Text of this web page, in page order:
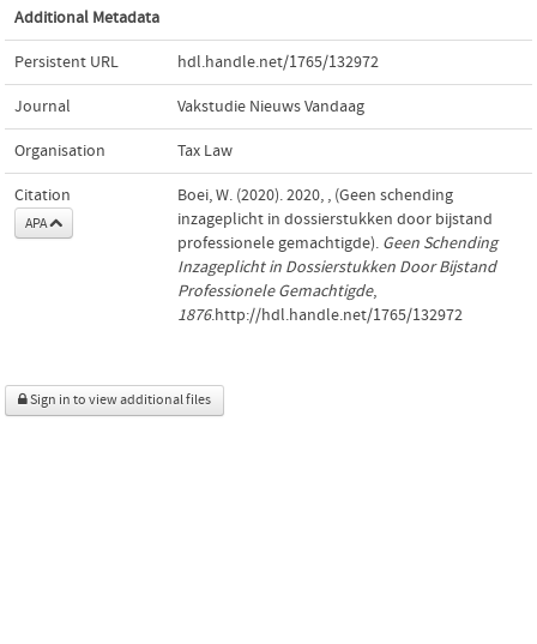
Additional Metadata
Persistent URL hdl.handle.net/1765/132972
Journal Vakstudie Nieuws Vandaag
Organisation Tax Law
Citation
APA
Boei, W. (2020). 2020, , (Geen schending
inzageplicht in dossierstukken door bijstand
professionele gemachtigde). Geen Schending
Inzageplicht in Dossierstukken Door Bijstand
Professionele Gemachtigde,
1876.http://hdl.handle.net/1765/132972
Sign in to view additional files